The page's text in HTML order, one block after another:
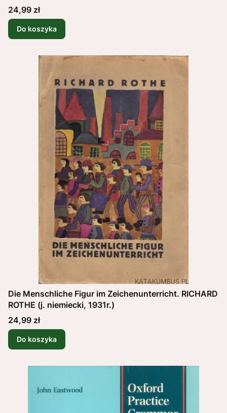
Cena
24,99 zł
Do koszyka
Die Menschliche Figur im Zeichenunterricht. RICHARD
ROTHE (j. niemiecki, 1931r.)
Cena
24,99 zł
Do koszyka